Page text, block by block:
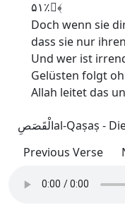
﴿٪۵۱﴾
Doch wenn sie
dass sie nur
Und wer ist
Gelüsten folgt
Allah leitet das
الْقَصَصِal-Qaṣaṣ -
Previous Verse